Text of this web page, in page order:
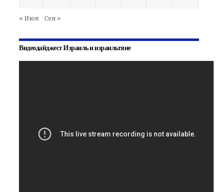
« Июл Сен »
Видеодайджест Израиль и израильтяне